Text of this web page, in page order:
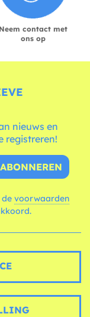
Neem contact met
ons op
nieuws en
registreren!
ABONNEREN
de voorwaarden